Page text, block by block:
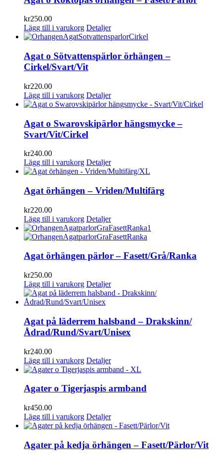
kr250.00
Lägg till i varukorg Detaljer
Agat o Sötvattenspärlor örhängen –
Cirkel/Svart/Vit
kr220.00
Lägg till i varukorg Detaljer
Agat o Swarovskipärlor hängsmycke –
Svart/Vit/Cirkel
kr240.00
Lägg till i varukorg Detaljer
Agat örhängen – Vriden/Multifärg
kr220.00
Lägg till i varukorg Detaljer
Agat örhängen pärlor – Fasett/Grå/Ranka
kr250.00
Lägg till i varukorg Detaljer
Agat på läderrem halsband – Drakskinn/
Ådrad/Rund/Svart/Unisex
kr240.00
Lägg till i varukorg Detaljer
Agater o Tigerjaspis armband
kr450.00
Lägg till i varukorg Detaljer
Agater på kedja örhängen – Fasett/Pärlor/Vit